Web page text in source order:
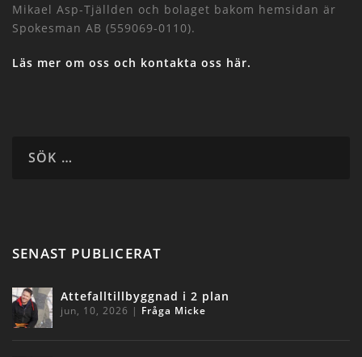
Mikael Asp-Tjällden och bolaget bakom hemsidan är
Spokesman AB (559069-0110).
Läs mer om oss och kontakta oss här.
SENAST PUBLICERAT
Attefalltillbyggnad i 2 plan
jun, 10, 2026 | Fråga Micke